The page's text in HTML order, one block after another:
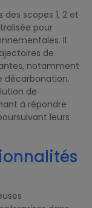
scopes 1, 2 et
pour
Il
de
notamment
décarbonation.
de
à répondre
leurs